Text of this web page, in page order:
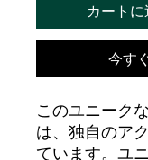
カート
今す
このユニーク
は、独自のア
ています。ユ